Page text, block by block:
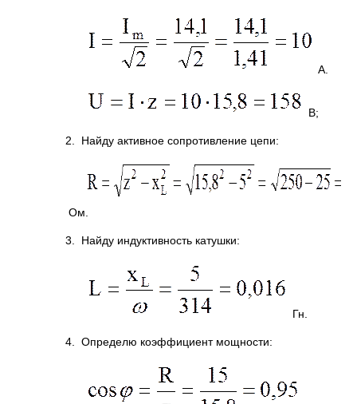
А.
В;
2. Найду активное сопротивление цепи:
Ом.
3. Найду индуктивность катушки:
Гн.
4. Определю коэффициент мощности: